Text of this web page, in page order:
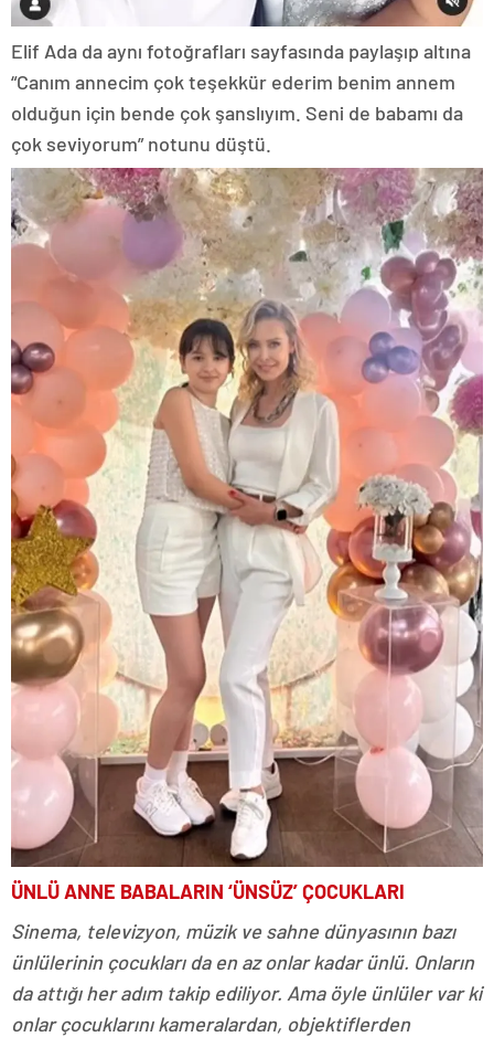
Elif Ada da aynı fotoğrafları sayfasında paylaşıp altına
“Canım annecim çok teşekkür ederim benim annem
olduğun için bende çok şanslıyım. Seni de babamı da
çok seviyorum” notunu düştü.
ÜNLÜ ANNE BABALARIN ‘ÜNSÜZ’ ÇOCUKLARI
Sinema, televizyon, müzik ve sahne dünyasının bazı
ünlülerinin çocukları da en az onlar kadar ünlü. Onların
da attığı her adım takip ediliyor. Ama öyle ünlüler var ki
onlar çocuklarını kameralardan, objektiflerden